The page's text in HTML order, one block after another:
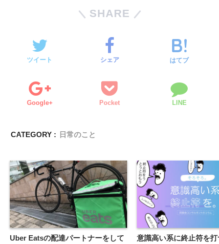
SHARE
ツイート シェア はてブ
Google+ Pocket LINE
CATEGORY : 日常のこと
Uber Eatsの配達パートナーをして
意識高い系に終止符を